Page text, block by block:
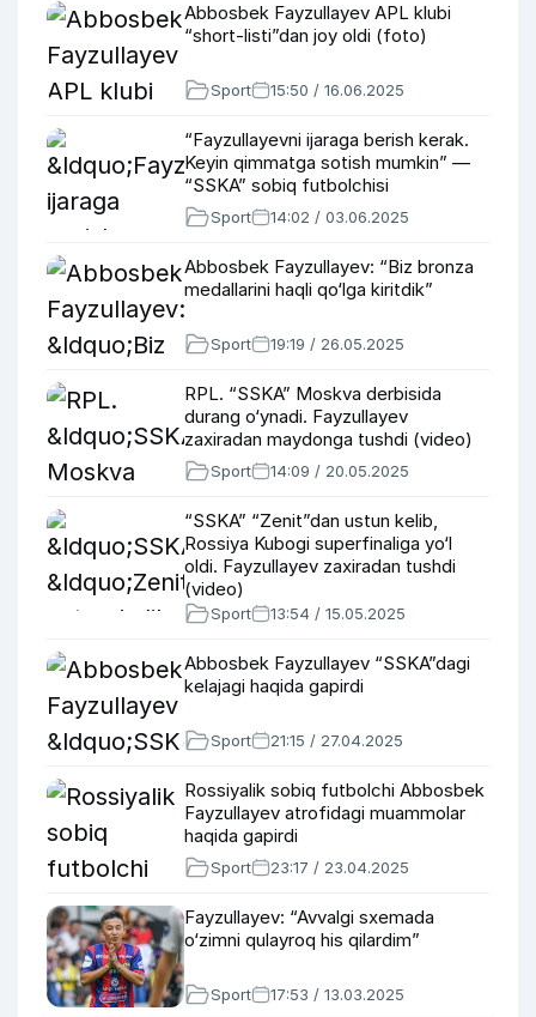
Abbosbek Fayzullayev APL klubi
“short-listi”dan joy oldi (foto)
Sport 15:50 / 16.06.2025
“Fayzullayevni ijaraga berish kerak.
Keyin qimmatga sotish mumkin” —
“SSKA” sobiq futbolchisi
Sport 14:02 / 03.06.2025
Abbosbek Fayzullayev: “Biz bronza
medallarini haqli qo‘lga kiritdik”
Sport 19:19 / 26.05.2025
RPL. “SSKA” Moskva derbisida
durang o‘ynadi. Fayzullayev
zaxiradan maydonga tushdi (video)
Sport 14:09 / 20.05.2025
“SSKA” “Zenit”dan ustun kelib,
Rossiya Kubogi superfinaliga yo‘l
oldi. Fayzullayev zaxiradan tushdi
(video)
Sport 13:54 / 15.05.2025
Abbosbek Fayzullayev “SSKA”dagi
kelajagi haqida gapirdi
Sport 21:15 / 27.04.2025
Rossiyalik sobiq futbolchi Abbosbek
Fayzullayev atrofidagi muammolar
haqida gapirdi
Sport 23:17 / 23.04.2025
Fayzullayev: “Avvalgi sxemada
o‘zimni qulayroq his qilardim”
Sport 17:53 / 13.03.2025